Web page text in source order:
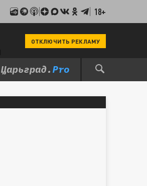
18+
ОТКЛЮЧИТЬ РЕКЛАМУ